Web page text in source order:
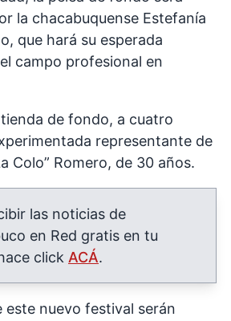
la chacabuquense Estefanía
que hará su esperada
campo profesional en
de fondo, a cuatro
representante de
Colo” Romero, de 30 años.
las noticias de
en Red gratis en tu
click ACÁ.
este nuevo festival serán